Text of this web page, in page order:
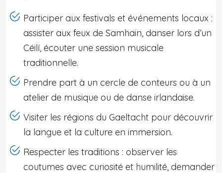
Participer aux festivals et événements locaux :
assister aux feux de Samhain, danser lors d’un
Céilí, écouter une session musicale
traditionnelle.
Prendre part à un cercle de conteurs ou à un
atelier de musique ou de danse irlandaise.
Visiter les régions du Gaeltacht pour découvrir
la langue et la culture en immersion.
Respecter les traditions : observer les
coutumes avec curiosité et humilité, demander